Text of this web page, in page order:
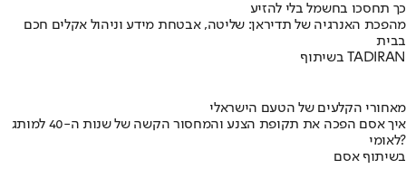
כך תחסכו בחשמל בלי להזיע
מהפכת האנרגיה של תדיראן: שליטה, אבטחת מידע וניהול אקלים חכם
בבית
בשיתוף TADIRAN
מאחורי הקלעים של הטעם הישראלי
איך אסם הפכה את תקופת הצנע והמחסור הקשה של שנות ה-40 למותג
לאומי?
בשיתוף אסם